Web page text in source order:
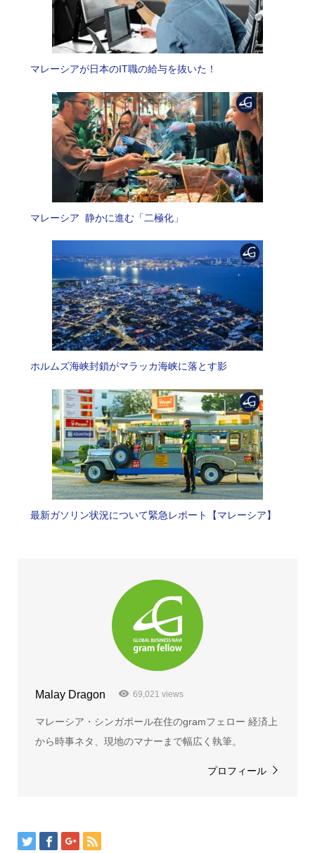
マレーシアが日本のIT職の給与を抜いた！
マレーシア 静かに進む「二極化」
ホルムズ海峡封鎖がマラッカ海峡に落とす影
最新ガソリン状況について緊急レポート【マレーシア】
Malay Dragon 69,021 views
マレーシア・シンガポール在住のgramフェロー 経済上
から時事ネタ、現地のマナーまで幅広く執筆。
プロフィール